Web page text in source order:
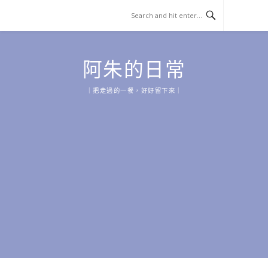
content
阿朱的日常
｜把走過的一餐，好好留下來｜